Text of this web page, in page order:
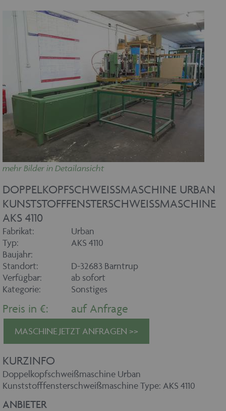
mehr Bilder in Detailansicht
DOPPELKOPFSCHWEISSMASCHINE URBAN K
UNSTSTOFFFENSTERSCHWEISSMASCHINE AK
S 4110
Fabrikat:
Urban
Typ:
AKS 4110
Baujahr:
Standort:
D-32683 Barntrup
Verfügbar:
ab sofort
Kategorie:
Sonstiges
Preis in €: auf Anfrage
MASCHINE JETZT ANFRAGEN >>
KURZINFO
Doppelkopfschweißmaschine Urban
Kunststofffensterschweißmaschine Type: AKS 4110
ANBIETER